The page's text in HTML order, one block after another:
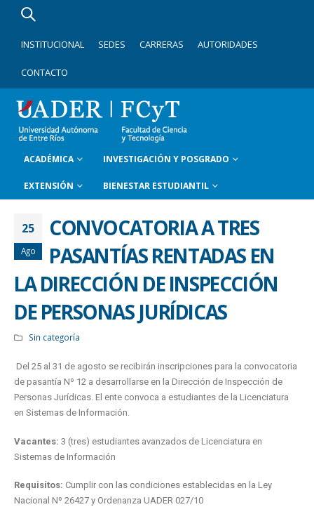
INSTITUCIONAL SEDES CARRERAS AUTORIDADES
CONTACTO
ACADÉMICA INVESTIGACIÓN Y POSGRADO
EXTENSIÓN BIENESTAR ESTUDIANTIL
25
Ago
CONVOCATORIA A TRES
PASANTÍAS RENTADAS EN
LA DIRECCIÓN DE INSPECCIÓN
DE PERSONAS JURÍDICAS
Sin categoría
Del 25 al 31 de agosto se recibirán inscripciones para la convocatoria
de pasantía Nº 12 a desarrollarse en la Dirección de Inspección de
Personas Jurídicas. El ente convoca a estudiantes de la Licenciatura
en Sistemas de Información.
Vacantes: 3 (tres) estudiantes avanzados de Licenciatura en
Sistemas de Información
Requisitos: Cumplir con las condiciones establecidas en la Ley
Nacional Nº 26427 y Ordenanza UADER 027/10